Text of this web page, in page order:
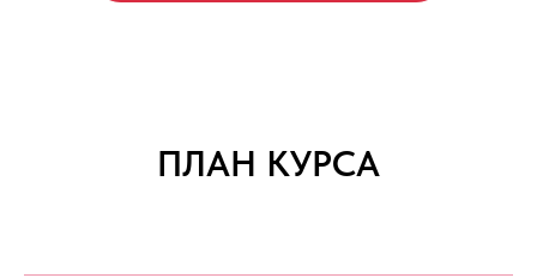
ПЛАН КУРСА